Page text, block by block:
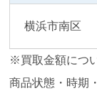
横浜市南区
※買取金額につ
商品状態・時期